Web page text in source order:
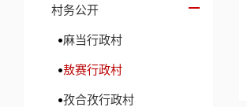
村务公开
麻当行政村
敖赛行政村
孜合孜行政村